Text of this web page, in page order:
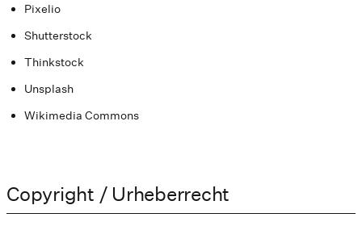
Pixelio
Shutterstock
Thinkstock
Unsplash
Wikimedia Commons
Copyright / Urheberrecht